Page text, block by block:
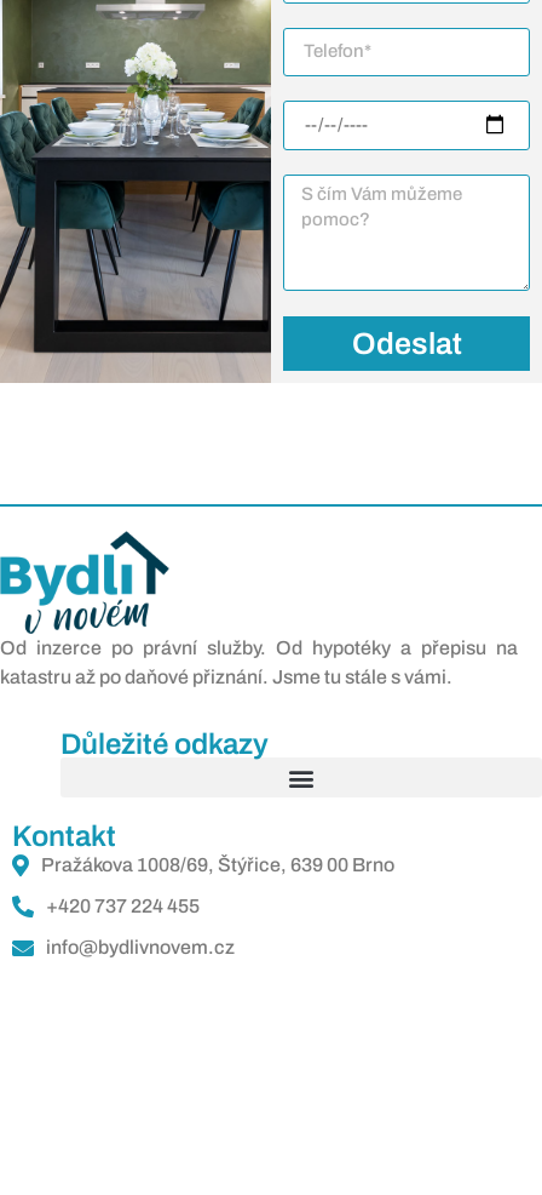
Odeslat
Od inzerce po právní služby. Od hypotéky a přepisu na
katastru až po daňové přiznání. Jsme tu stále s vámi.
Důležité odkazy
Kontakt
Pražákova 1008/69, Štýřice, 639 00 Brno
+420 737 224 455
info@bydlivnovem.cz